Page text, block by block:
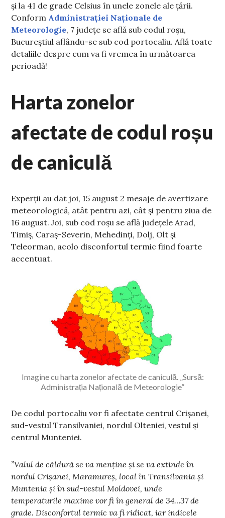
și la 41 de grade Celsius în unele zonele ale țării.
Conform Administrației Naționale de
Meteorologie, 7 județe se află sub codul roșu,
Bucureștiul aflându-se sub cod portocaliu. Află toate
detaliile despre cum va fi vremea în următoarea
perioadă!
Harta zonelor
afectate de codul roșu
de caniculă
Experții au dat joi, 15 august 2 mesaje de avertizare
meteorologică, atât pentru azi, cât și pentru ziua de
16 august. Joi, sub cod roșu se află județele Arad,
Timiș, Caraș-Severin, Mehedinți, Dolj, Olt și
Teleorman, acolo disconfortul termic fiind foarte
accentuat.
Imagine cu harta zonelor afectate de caniculă. „Sursă:
Administrația Națională de Meteorologie”
De codul portocaliu vor fi afectate centrul Crișanei,
sud-vestul Transilvaniei, nordul Olteniei, vestul și
centrul Munteniei.
”Valul de căldură se va menține și se va extinde în
nordul Crișanei, Maramureș, local în Transilvania și
Muntenia și în sud-vestul Moldovei, unde
temperaturile maxime vor fi în general de 34…37 de
grade. Disconfortul termic va fi ridicat, iar indicele